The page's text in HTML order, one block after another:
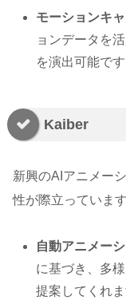
モーションキ
ョンデータを
を演出可能です
Kaiber
新興のAIアニメー
性が際立っています
自動アニメー
に基づき、多
提案してくれま